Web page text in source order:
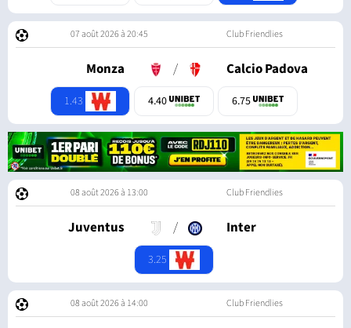
07 août 2026 à 20:45 Club Friendlies
Monza / Calcio Padova
1.43 4.40 6.75
08 août 2026 à 13:00 Club Friendlies
Juventus / Inter
3.25
08 août 2026 à 14:00 Club Friendlies